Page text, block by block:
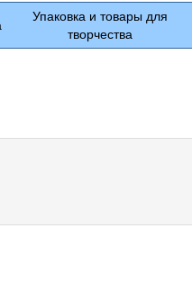
Упаковка и товары для
творчества